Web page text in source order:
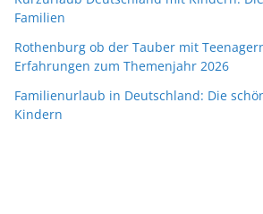
Familien
Rothenburg ob der Tauber mit
Erfahrungen zum Themenjahr 2026
Familienurlaub in Deutschland: Die
Kindern